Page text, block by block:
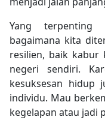
Yang terpenting
bagaimana kita
resilien, baik kabur
negeri sendiri.
kesuksesan hidup
individu. Mau
kegelapan atau jadi